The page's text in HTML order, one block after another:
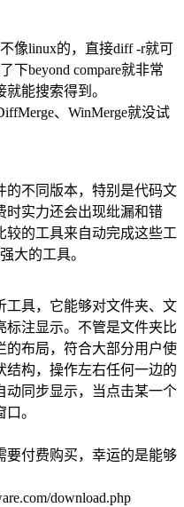
像linux的，直接diff -r就可
下beyond compare就非常
能搜索得到。
、WinMerge就没试
的不同版本，特别是代码文
时实力还会出现纰漏和错
较的工具来自动完成这些工
大的工具。
工具，它能够对文件夹、文
标注显示。不管是文件夹比
的布局，符合大部分用户使
结构，操作左右任何一边的
动同步显示，当点击某一个
。
要付费购买，幸运的是能够
download.php